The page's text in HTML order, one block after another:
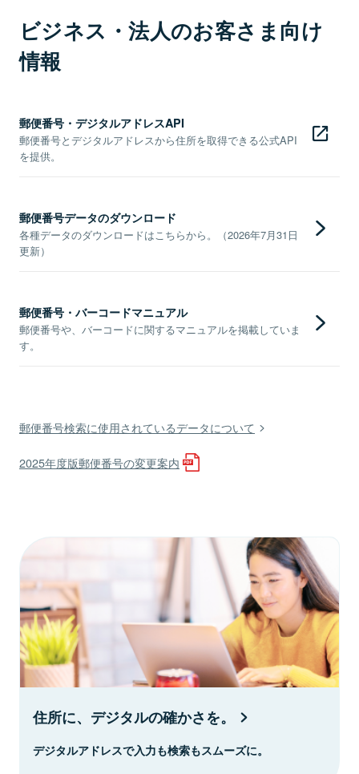
ビジネス・法人のお客さま向け
情報
郵便番号・デジタルアドレスAPI
郵便番号とデジタルアドレスから住所を取得できる公式API
を提供。
郵便番号データのダウンロード
各種データのダウンロードはこちらから。（2026年7月31日
更新）
郵便番号・バーコードマニュアル
郵便番号や、バーコードに関するマニュアルを掲載していま
す。
郵便番号検索に使用されているデータについて
2025年度版郵便番号の変更案内
住所に、デジタルの確かさを。
デジタルアドレスで入力も検索もスムーズに。